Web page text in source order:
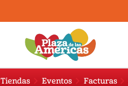
Tiendas Eventos Facturas